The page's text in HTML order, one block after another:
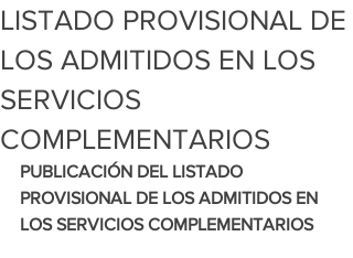
LISTADO PROVISIONAL DE
LOS ADMITIDOS EN LOS
SERVICIOS
COMPLEMENTARIOS
PUBLICACIÓN DEL LISTADO
PROVISIONAL DE LOS ADMITIDOS EN
LOS SERVICIOS COMPLEMENTARIOS